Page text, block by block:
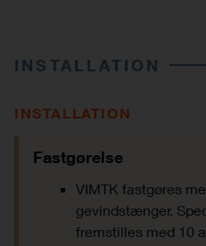
INSTALLATION
INSTALLATION
Fastgørelse
VIMTK fastgøres
gevindstænger.
fremstilles med 10